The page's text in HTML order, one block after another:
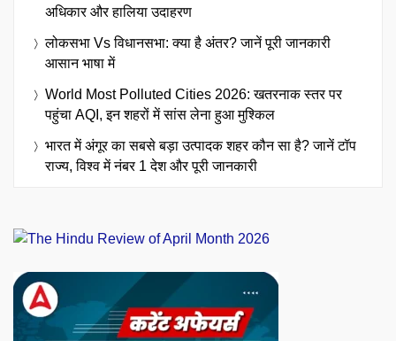
अधिकार और हालिया उदाहरण
लोकसभा Vs विधानसभा: क्या है अंतर? जानें पूरी जानकारी
आसान भाषा में
World Most Polluted Cities 2026: खतरनाक स्तर पर
पहुंचा AQI, इन शहरों में सांस लेना हुआ मुश्किल
भारत में अंगूर का सबसे बड़ा उत्पादक शहर कौन सा है? जानें टॉप
राज्य, विश्व में नंबर 1 देश और पूरी जानकारी